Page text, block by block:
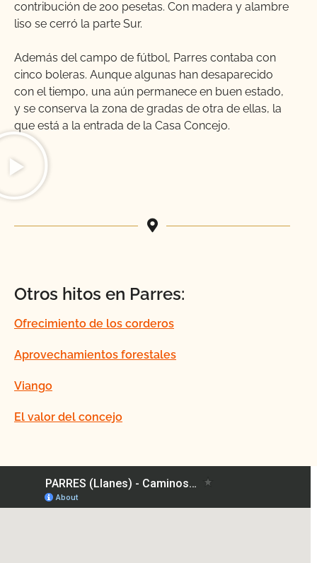
contribución de 200 pesetas. Con madera y alambre
liso se cerró la parte Sur.
Además del campo de fútbol, Parres contaba con
cinco boleras. Aunque algunas han desaparecido
con el tiempo, una aún permanece en buen estado,
y se conserva la zona de gradas de otra de ellas, la
que está a la entrada de la Casa Concejo.
Otros hitos en Parres:
Ofrecimiento de los corderos
Aprovechamientos forestales
Viango
El valor del concejo